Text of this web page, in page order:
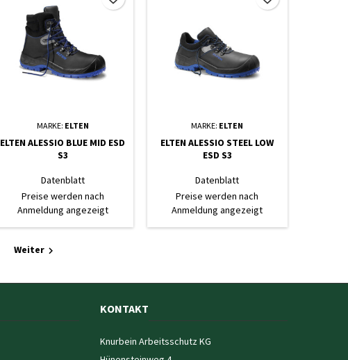
MARKE: ELTEN
ELTEN ALESSIO BLUE MID ESD
S3
Datenblatt
Preise werden nach
Anmeldung angezeigt
MARKE: ELTEN
ELTEN ALESSIO STEEL LOW
ESD S3
Datenblatt
Preise werden nach
Anmeldung angezeigt
Weiter
KONTAKT
Knurbein Arbeitsschutz KG